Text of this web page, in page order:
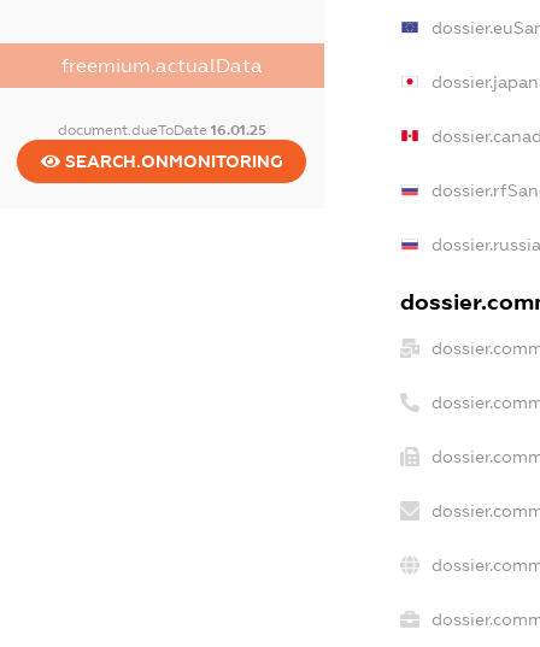
freemium.actualData
document.dueToDate 16.01.25
SEARCH.ONMONITORING